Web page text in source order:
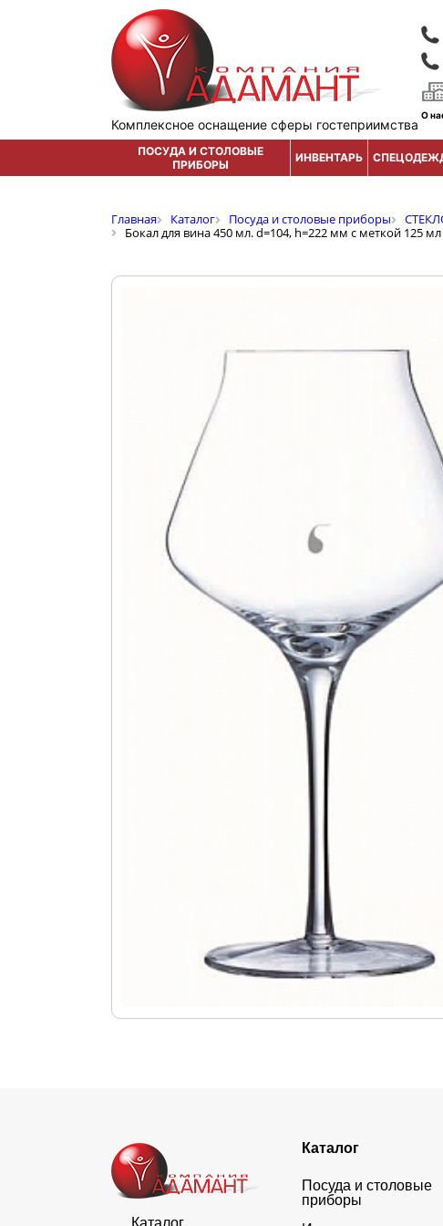
Комплексное оснащение сферы гостеприимства
О
ПОСУДА И СТОЛОВЫЕ
ПРИБОРЫ
ИНВЕНТАРЬ
Главная Каталог Посуда и столовые приборы
Бокал для вина 450 мл. d=104, h=222 мм с меткой 125
Каталог
Каталог
Посуда и столовые
приборы